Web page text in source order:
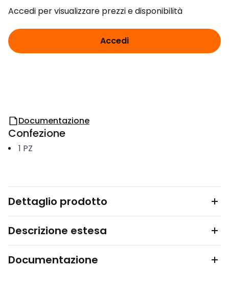
Accedi per visualizzare prezzi e disponibilità
Accedi
Documentazione
Confezione
1 PZ
Dettaglio prodotto
Descrizione estesa
Documentazione